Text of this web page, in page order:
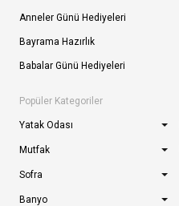
Anneler Günü Hediyeleri
Bayrama Hazırlık
Babalar Günü Hediyeleri
Popüler Kategoriler
Yatak Odası
Mutfak
Sofra
Banyo